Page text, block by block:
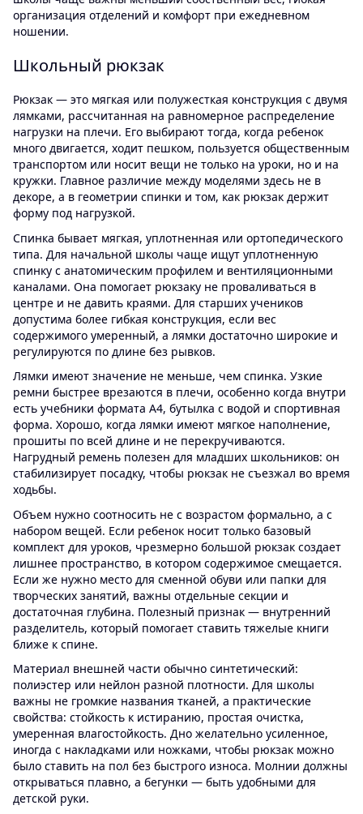
организация отделений и комфорт при ежедневном
ношении.
Школьный рюкзак
Рюкзак — это мягкая или полужесткая конструкция с двумя
лямками, рассчитанная на равномерное распределение
нагрузки на плечи. Его выбирают тогда, когда ребенок
много двигается, ходит пешком, пользуется общественным
транспортом или носит вещи не только на уроки, но и на
кружки. Главное различие между моделями здесь не в
декоре, а в геометрии спинки и том, как рюкзак держит
форму под нагрузкой.
Спинка бывает мягкая, уплотненная или ортопедического
типа. Для начальной школы чаще ищут уплотненную
спинку с анатомическим профилем и вентиляционными
каналами. Она помогает рюкзаку не проваливаться в
центре и не давить краями. Для старших учеников
допустима более гибкая конструкция, если вес
содержимого умеренный, а лямки достаточно широкие и
регулируются по длине без рывков.
Лямки имеют значение не меньше, чем спинка. Узкие
ремни быстрее врезаются в плечи, особенно когда внутри
есть учебники формата A4, бутылка с водой и спортивная
форма. Хорошо, когда лямки имеют мягкое наполнение,
прошиты по всей длине и не перекручиваются.
Нагрудный ремень полезен для младших школьников: он
стабилизирует посадку, чтобы рюкзак не съезжал во время
ходьбы.
Объем нужно соотносить не с возрастом формально, а с
набором вещей. Если ребенок носит только базовый
комплект для уроков, чрезмерно большой рюкзак создает
лишнее пространство, в котором содержимое смещается.
Если же нужно место для сменной обуви или папки для
творческих занятий, важны отдельные секции и
достаточная глубина. Полезный признак — внутренний
разделитель, который помогает ставить тяжелые книги
ближе к спине.
Материал внешней части обычно синтетический:
полиэстер или нейлон разной плотности. Для школы
важны не громкие названия тканей, а практические
свойства: стойкость к истиранию, простая очистка,
умеренная влагостойкость. Дно желательно усиленное,
иногда с накладками или ножками, чтобы рюкзак можно
было ставить на пол без быстрого износа. Молнии должны
открываться плавно, а бегунки — быть удобными для
детской руки.
Недостатки